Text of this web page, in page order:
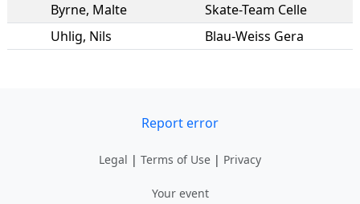
Byrne, Malte
Skate-Team Celle
Uhlig, Nils Blau-Weiss Gera
Report error
Legal | Terms of Use | Privacy
Your event